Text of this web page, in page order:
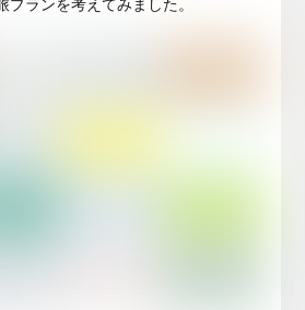
プランを考えてみました。